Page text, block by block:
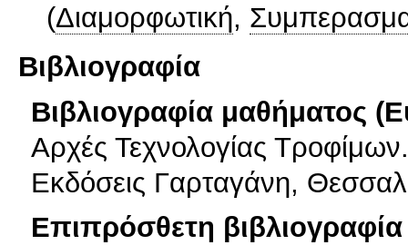
(Διαμορφωτική,
Βιβλιογραφία
Βιβλιογραφία μαθήματος
Αρχές Τεχνολογίας
Εκδόσεις Γαρταγάνη,
Επιπρόσθετη βιβλιογραφία